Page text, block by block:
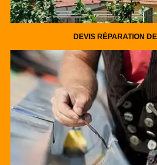
DEVIS RÉPARATION